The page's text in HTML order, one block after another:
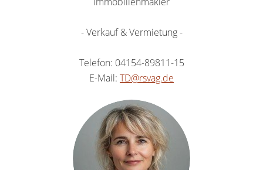
- Verkauf & Vermietung -
Telefon: 04154-89811-15
E-Mail: TD@rsvag.de